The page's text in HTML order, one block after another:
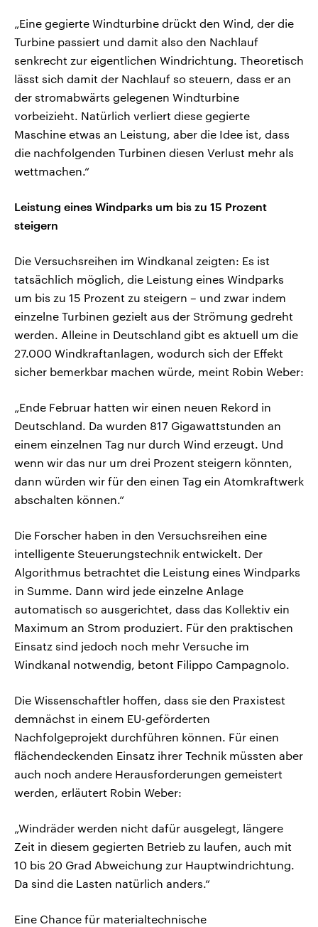
„Eine gegierte Windturbine drückt den Wind, der die
Turbine passiert und damit also den Nachlauf
senkrecht zur eigentlichen Windrichtung. Theoretisch
lässt sich damit der Nachlauf so steuern, dass er an
der stromabwärts gelegenen Windturbine
vorbeizieht. Natürlich verliert diese gegierte
Maschine etwas an Leistung, aber die Idee ist, dass
die nachfolgenden Turbinen diesen Verlust mehr als
wettmachen.“
Leistung eines Windparks um bis zu 15 Prozent
steigern
Die Versuchsreihen im Windkanal zeigten: Es ist
tatsächlich möglich, die Leistung eines Windparks
um bis zu 15 Prozent zu steigern – und zwar indem
einzelne Turbinen gezielt aus der Strömung gedreht
werden. Alleine in Deutschland gibt es aktuell um die
27.000 Windkraftanlagen, wodurch sich der Effekt
sicher bemerkbar machen würde, meint Robin Weber:
„Ende Februar hatten wir einen neuen Rekord in
Deutschland. Da wurden 817 Gigawattstunden an
einem einzelnen Tag nur durch Wind erzeugt. Und
wenn wir das nur um drei Prozent steigern könnten,
dann würden wir für den einen Tag ein Atomkraftwerk
abschalten können.“
Die Forscher haben in den Versuchsreihen eine
intelligente Steuerungstechnik entwickelt. Der
Algorithmus betrachtet die Leistung eines Windparks
in Summe. Dann wird jede einzelne Anlage
automatisch so ausgerichtet, dass das Kollektiv ein
Maximum an Strom produziert. Für den praktischen
Einsatz sind jedoch noch mehr Versuche im
Windkanal notwendig, betont Filippo Campagnolo.
Die Wissenschaftler hoffen, dass sie den Praxistest
demnächst in einem EU-geförderten
Nachfolgeprojekt durchführen können. Für einen
flächendeckenden Einsatz ihrer Technik müssten aber
auch noch andere Herausforderungen gemeistert
werden, erläutert Robin Weber:
„Windräder werden nicht dafür ausgelegt, längere
Zeit in diesem gegierten Betrieb zu laufen, auch mit
10 bis 20 Grad Abweichung zur Hauptwindrichtung.
Da sind die Lasten natürlich anders.“
Eine Chance für materialtechnische